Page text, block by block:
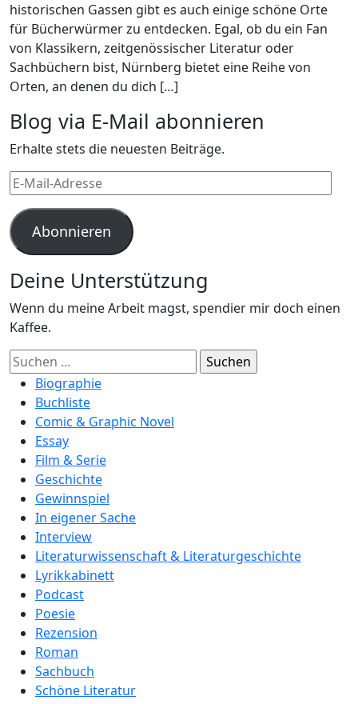
historischen Gassen gibt es auch einige schöne Orte
für Bücherwürmer zu entdecken. Egal, ob du ein Fan
von Klassikern, zeitgenössischer Literatur oder
Sachbüchern bist, Nürnberg bietet eine Reihe von
Orten, an denen du dich […]
Blog via E-Mail abonnieren
Erhalte stets die neuesten Beiträge.
E-
Mail-
Adresse
Abonnieren
Deine Unterstützung
Wenn du meine Arbeit magst, spendier mir doch einen
Kaffee.
Suchen
nach:Biographie
Buchliste
Comic & Graphic Novel
Essay
Film & Serie
Geschichte
Gewinnspiel
In eigener Sache
Interview
Literaturwissenschaft & Literaturgeschichte
Lyrikkabinett
Podcast
Poesie
Rezension
Roman
Sachbuch
Schöne Literatur